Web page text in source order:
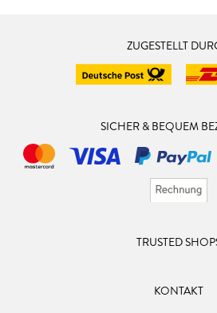
ZUGESTELLT
SICHER & BEQUEM
TRUSTED
KONTAKT